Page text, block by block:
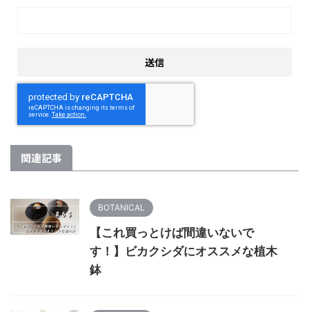
関連記事
BOTANICAL
【これ買っとけば間違いないで
す！】ビカクシダにオススメな植木
鉢